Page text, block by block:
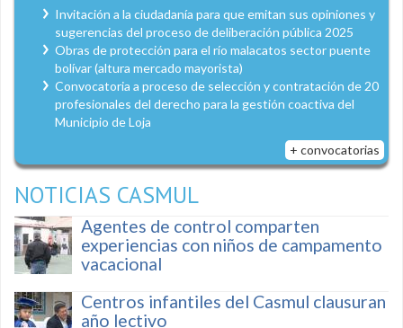
Invitación a la ciudadanía para que emitan sus opiniones y
sugerencias del proceso de deliberación pública 2025
Obras de protección para el río malacatos sector puente
bolívar (altura mercado mayorista)
Convocatoria a proceso de selección y contratación de 20
profesionales del derecho para la gestión coactiva del
Municipio de Loja
+ convocatorias
NOTICIAS CASMUL
Agentes de control comparten
experiencias con niños de campamento
vacacional
Centros infantiles del Casmul clausuran
año lectivo